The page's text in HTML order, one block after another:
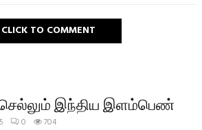
CLICK TO COMMENT
இந்திய இளம்பெண்
0 704